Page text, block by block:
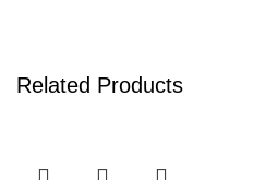
Related Products